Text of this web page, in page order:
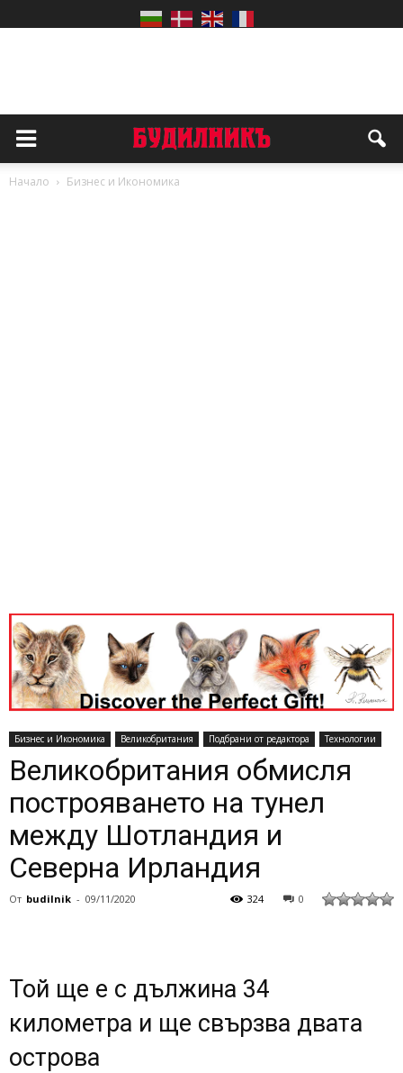
Начало Бизнес и Икономика
Бизнес и Икономика Великобритания Подбрани от редактора Технологии
Великобритания обмисля
построяването на тунел
между Шотландия и
Северна Ирландия
От budilnik - 09/11/2020 0
324
Той ще е с дължина 34
километра и ще свързва двата
острова